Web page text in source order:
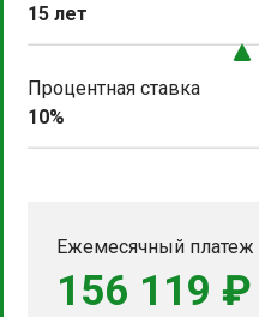
15 лет
Процентная ставка
10%
Ежемесячный платеж
156 119 ₽